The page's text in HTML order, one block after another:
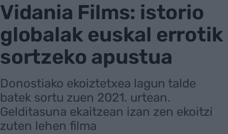
Vidania Films: istorio
globalak euskal errotik
sortzeko apustua
Donostiako ekoiztetxea lagun talde
batek sortu zuen 2021. urtean.
Gelditasuna ekaitzean izan zen ekoitzi
zuten lehen filma